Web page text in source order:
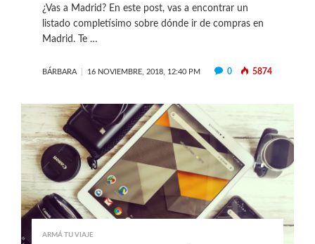
¿Vas a Madrid? En este post, vas a encontrar un
listado completísimo sobre dónde ir de compras en
Madrid. Te …
BÁRBARA 16 NOVIEMBRE, 2018, 12:40 PM 0 5874
ARMÁ TU VIAJE